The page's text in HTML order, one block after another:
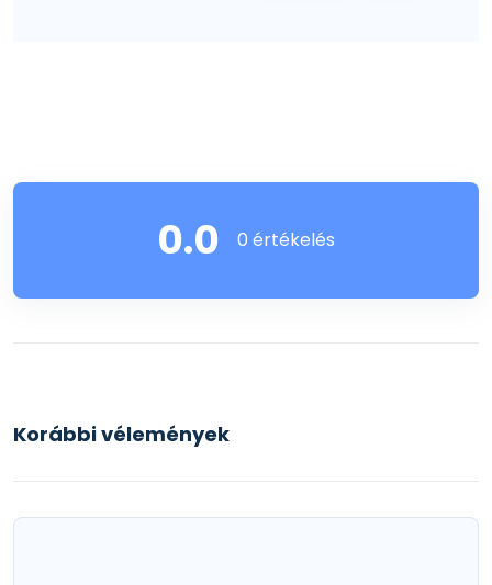
0.0 0 értékelés
Korábbi vélemények